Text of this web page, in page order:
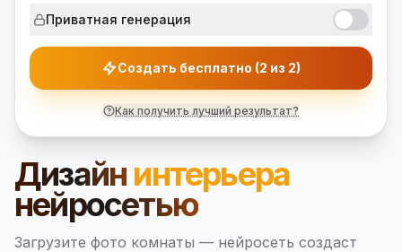
Приватная генерация
Создать бесплатно (2 из 2)
Как получить лучший результат?
Дизайн интерьера
нейросетью
Загрузите фото комнаты — нейросеть создаст